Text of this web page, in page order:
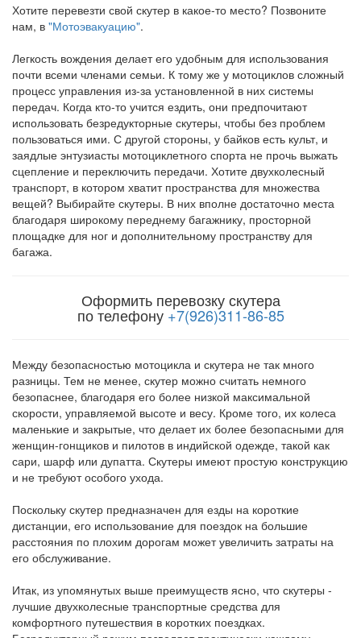
Хотите перевезти свой скутер в какое-то место? Позвоните
нам, в "Мотоэвакуацию".
Легкость вождения делает его удобным для использования
почти всеми членами семьи. К тому же у мотоциклов сложный
процесс управления из-за установленной в них системы
передач. Когда кто-то учится ездить, они предпочитают
использовать безредукторные скутеры, чтобы без проблем
пользоваться ими. С другой стороны, у байков есть культ, и
заядлые энтузиасты мотоциклетного спорта не прочь выжать
сцепление и переключить передачи. Хотите двухколесный
транспорт, в котором хватит пространства для множества
вещей? Выбирайте скутеры. В них вполне достаточно места
благодаря широкому переднему багажнику, просторной
площадке для ног и дополнительному пространству для
багажа.
Оформить перевозку скутера
по телефону +7(926)311-86-85
Между безопасностью мотоцикла и скутера не так много
разницы. Тем не менее, скутер можно считать немного
безопаснее, благодаря его более низкой максимальной
скорости, управляемой высоте и весу. Кроме того, их колеса
маленькие и закрытые, что делает их более безопасными для
женщин-гонщиков и пилотов в индийской одежде, такой как
сари, шарф или дупатта. Скутеры имеют простую конструкцию
и не требуют особого ухода.
Поскольку скутер предназначен для езды на короткие
дистанции, его использование для поездок на большие
расстояния по плохим дорогам может увеличить затраты на
его обслуживание.
Итак, из упомянутых выше преимуществ ясно, что скутеры -
лучшие двухколесные транспортные средства для
комфортного путешествия в коротких поездках.